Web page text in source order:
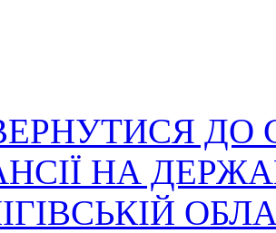
ДО
НА